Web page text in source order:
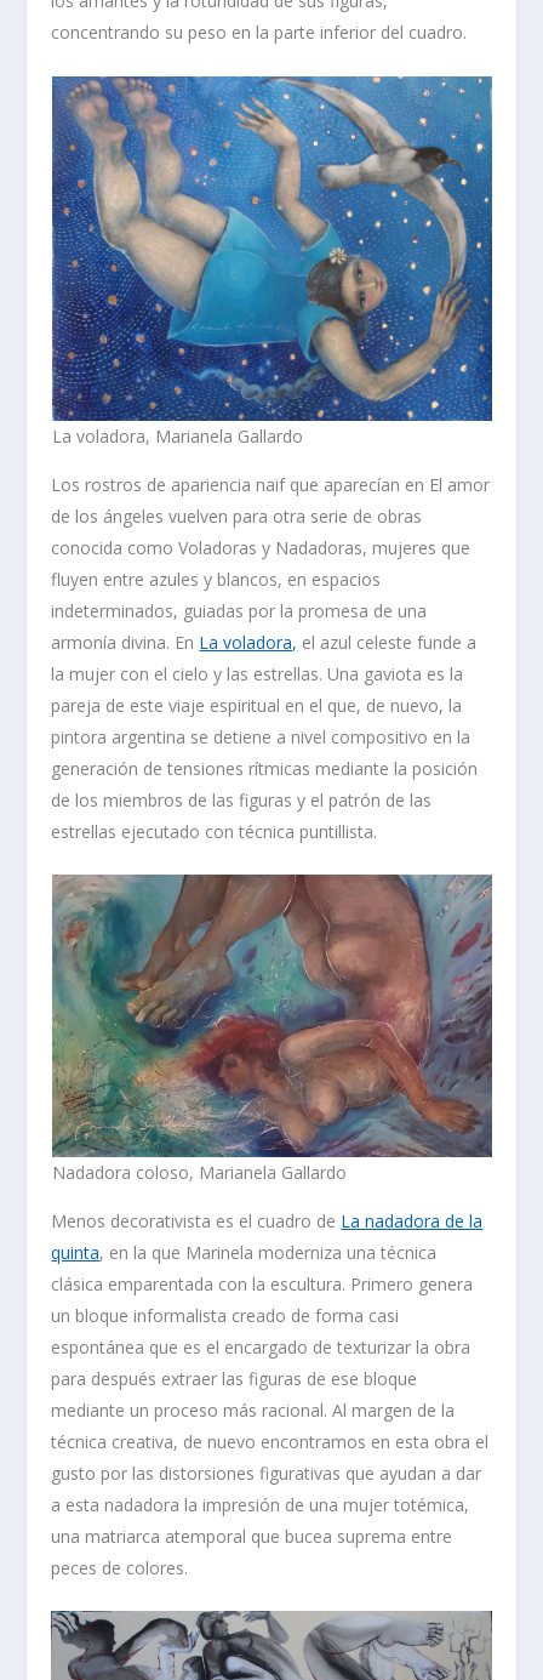
concentrando su peso en la parte inferior del cuadro.
La voladora, Marianela Gallardo
Los rostros de apariencia naif que aparecían en El amor
de los ángeles vuelven para otra serie de obras
conocida comoVoladoras y Nadadoras, mujeres que
fluyen entre azules y blancos, en espacios
indeterminados, guiadas por la promesa de una
armonía divina. En La voladora, el azul celeste funde a
la mujer con el cielo y las estrellas. Una gaviota es la
pareja de este viaje espiritual en el que, de nuevo, la
pintora argentina se detiene a nivel compositivo en la
generación de tensiones rítmicas mediante la posición
de los miembros de las figuras y el patrón de las
estrellas ejecutado con técnica puntillista.
Nadadora coloso, Marianela Gallardo
Menos decorativista es el cuadro de La nadadora de la
quinta, en la que Marinela moderniza una técnica
clásica emparentada con la escultura. Primero genera
un bloque informalista creado de forma casi
espontánea que es el encargado de texturizar la obra
para después extraer las figuras de ese bloque
mediante un proceso más racional. Al margen de la
técnica creativa, de nuevo encontramos en esta obra el
gusto por las distorsiones figurativas que ayudan a dar
a esta nadadora la impresión de una mujer totémica,
una matriarca atemporal que bucea suprema entre
peces de colores.